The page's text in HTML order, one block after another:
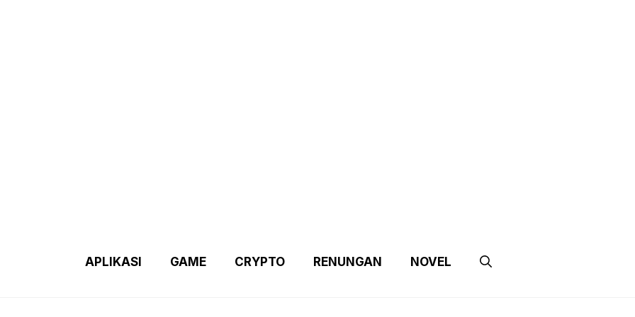
APLIKASI GAME CRYPTO RENUNGAN NOVEL